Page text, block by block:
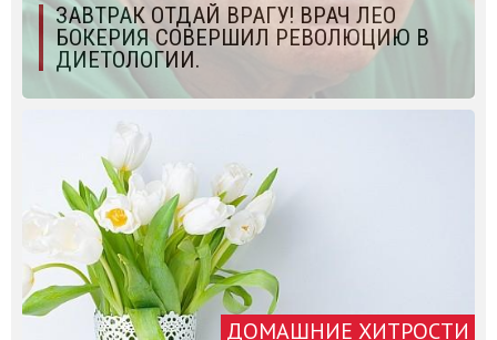
ЗАВТРАК ОТДАЙ ВРАГУ! ВРАЧ ЛЕО
БОКЕРИЯ СОВЕРШИЛ РЕВОЛЮЦИЮ В
ДИЕТОЛОГИИ.
ДОМАШНИЕ ХИТРОСТИ